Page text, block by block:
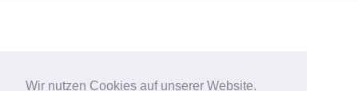
Wir nutzen Cookies auf unserer Website.